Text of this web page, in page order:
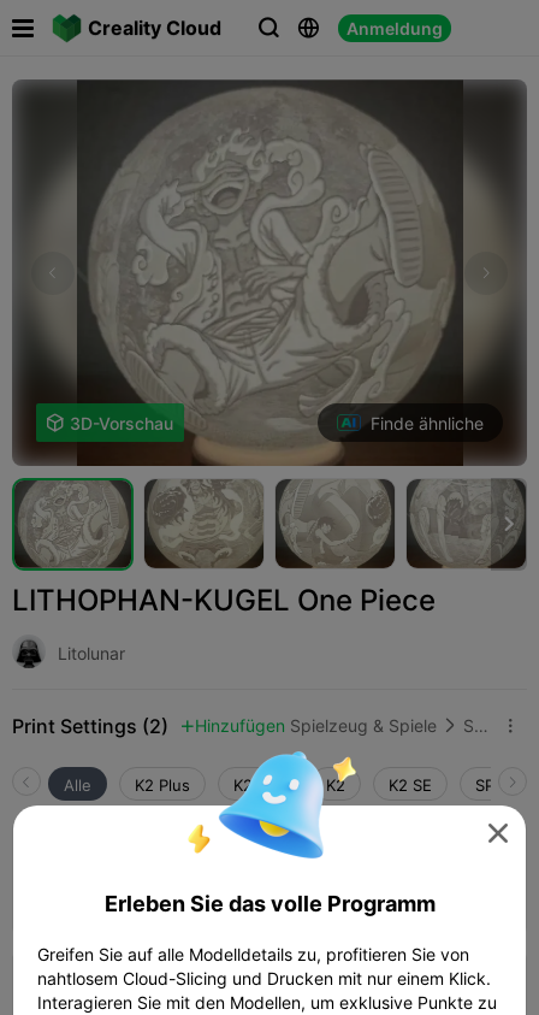
Creality Cloud   Anmeldung
 
 3D-Vorschau Finde ähnliche

LITHOPHAN-KUGEL One Piece
Litolunar
Print Settings (2)  Hinzufügen Spielzeug & Spiele  Sonstige 
Alle K2 Plus K2 Pro K2 K2 SE SPARKX
0.16mm layer, 2 walls, 100% infill
Autor 08h 28m  2 plates
5.0
0.2mm layer, 2 walls, 15% infill

Erleben Sie das volle Programm
Greifen Sie auf alle Modelldetails zu, profitieren Sie von
nahtlosem Cloud-Slicing und Drucken mit nur einem Klick.
Interagieren Sie mit den Modellen, um exklusive Punkte zu